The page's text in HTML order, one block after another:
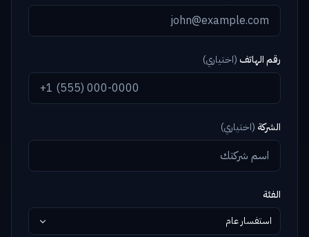
رقم الهاتف(اختياري)
الشركة (اختياري)
الفئة
استفسار عام